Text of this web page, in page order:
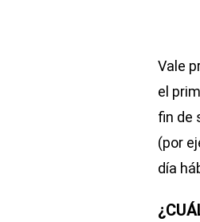
Vale
el
fin de
(por
día